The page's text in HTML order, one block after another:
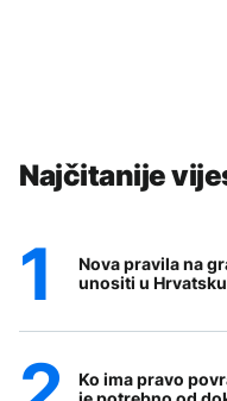
Najčitanije
Nova pravila na
unositi u
Ko ima pravo